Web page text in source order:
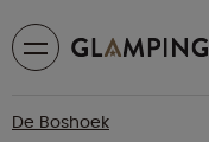
De Boshoek